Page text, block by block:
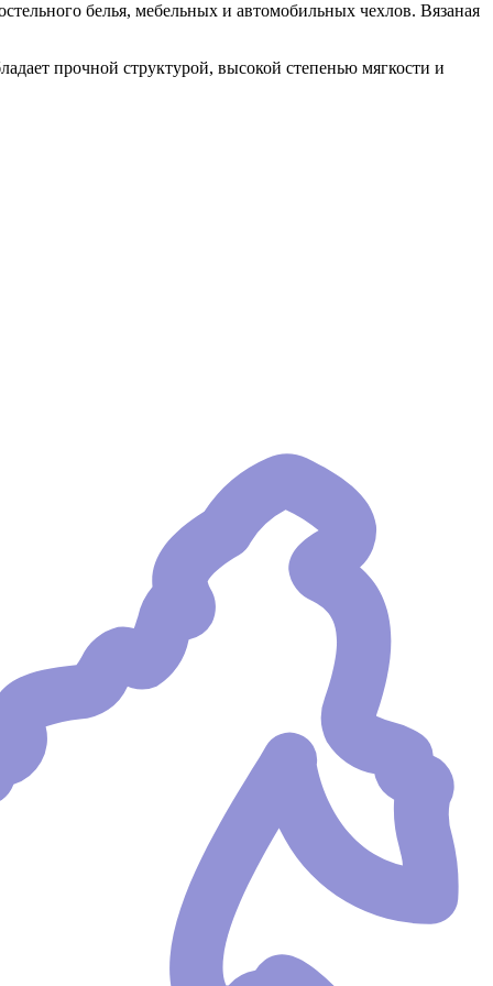
белья, мебельных и автомобильных чехлов. Вязаная
прочной структурой, высокой степенью мягкости и